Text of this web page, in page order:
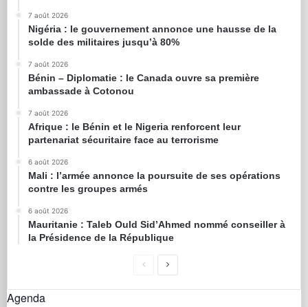
7 août 2026
Nigéria : le gouvernement annonce une hausse de la
solde des militaires jusqu’à 80%
7 août 2026
Bénin – Diplomatie : le Canada ouvre sa première
ambassade à Cotonou
7 août 2026
Afrique : le Bénin et le Nigeria renforcent leur
partenariat sécuritaire face au terrorisme
6 août 2026
Mali : l’armée annonce la poursuite de ses opérations
contre les groupes armés
6 août 2026
Mauritanie : Taleb Ould Sid’Ahmed nommé conseiller à
la Présidence de la République
Agenda